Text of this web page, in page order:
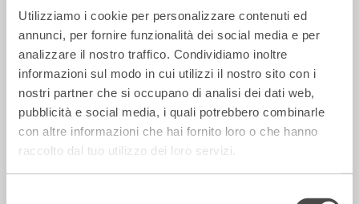
Utilizziamo i cookie per personalizzare contenuti ed
annunci, per fornire funzionalità dei social media e per
analizzare il nostro traffico. Condividiamo inoltre
informazioni sul modo in cui utilizzi il nostro sito con i
nostri partner che si occupano di analisi dei dati web,
pubblicità e social media, i quali potrebbero combinarle
con altre informazioni che hai fornito loro o che hanno
raccolto dal tuo utilizzo dei loro servizi.
14 Luglio 2026
Rassegna Stampa